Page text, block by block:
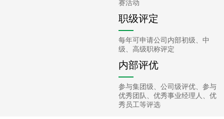
赛活动
职级评定
每年可申请公司内部初级、中
级、高级职称评定
内部评优
参与集团级、公司级评优、参与
优秀团队、优秀事业经理人、优
秀员工等评选